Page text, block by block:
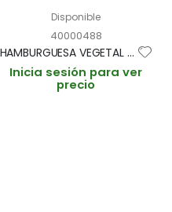
Disponible
40000488
HAMBURGUESA VEGETAL BURGER 11,5cm/100gr BOLSA 1kg (CAJA 5 UNIDADES)
Inicia sesión para ver
precio